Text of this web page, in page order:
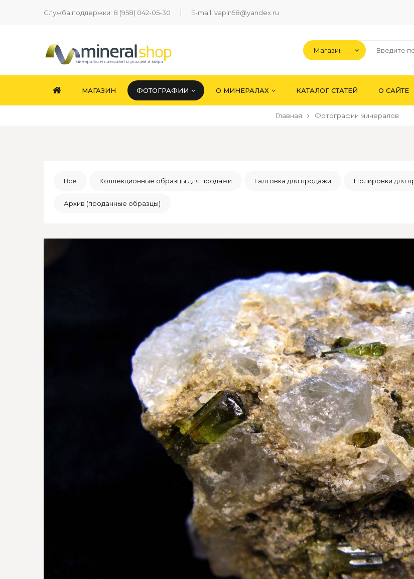
Служба поддержки: 8 (958) 042-05-30 E-mail: vapin58@yandex.ru
МАГАЗИН ФОТОГРАФИИ О МИНЕРАЛАХ КАТАЛОГ СТАТЕЙ О САЙТЕ
Главная Фотографии минералов
Все Коллекционные образцы для продажи Галтовка для продажи Полировки для
Архив (проданные образцы)